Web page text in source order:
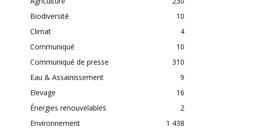
Biodiversité
10
Climat
4
Communiqué
10
Communiqué de presse
310
Eau & Assainissement
9
Elevage
16
Énergies renouvelables
2
Environnement
1 438